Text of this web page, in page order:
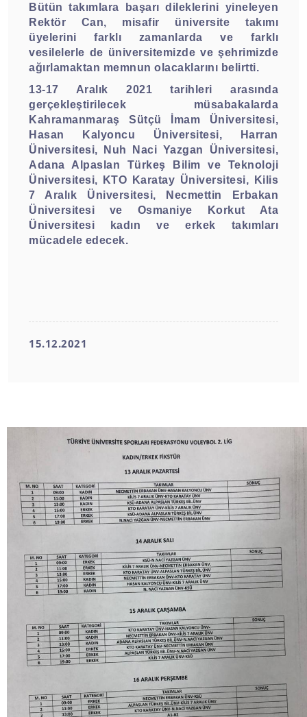
Bütün takımlara başarı dileklerini yineleyen
Rektör Can, misafir üniversite takımı
üyelerini farklı zamanlarda ve farklı
vesilelerle de üniversitemizde ve şehrimizde
ağırlamaktan memnun olacaklarını belirtti.
13-17 Aralık 2021 tarihleri arasında
gerçekleştirilecek müsabakalarda
Kahramanmaraş Sütçü İmam Üniversitesi,
Hasan Kalyoncu Üniversitesi, Harran
Üniversitesi, Nuh Naci Yazgan Üniversitesi,
Adana Alpaslan Türkeş Bilim ve Teknoloji
Üniversitesi, KTO Karatay Üniversitesi, Kilis
7 Aralık Üniversitesi, Necmettin Erbakan
Üniversitesi ve Osmaniye Korkut Ata
Üniversitesi kadın ve erkek takımları
mücadele edecek.
15.12.2021